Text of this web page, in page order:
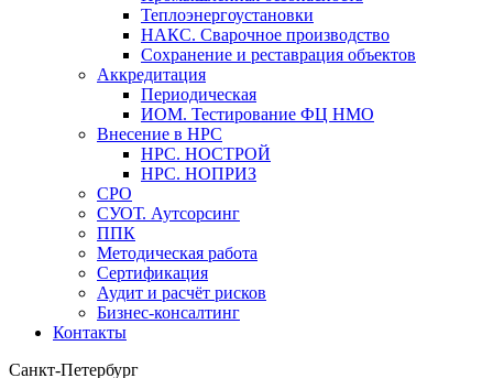
Теплоэнергоустановки
НАКС. Сварочное производство
Сохранение и реставрация объектов
Аккредитация
Периодическая
ИОМ. Тестирование ФЦ НМО
Внесение в НРС
НРС. НОСТРОЙ
НРС. НОПРИЗ
СРО
СУОТ. Аутсорсинг
ППК
Методическая работа
Сертификация
Аудит и расчёт рисков
Бизнес-консалтинг
Контакты
Санкт-Петербург